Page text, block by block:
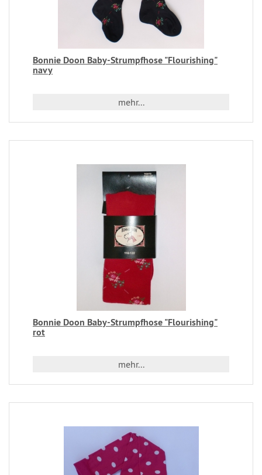
Bonnie Doon Baby-Strumpfhose "Flourishing"
navy
mehr...
Bonnie Doon Baby-Strumpfhose "Flourishing"
rot
mehr...